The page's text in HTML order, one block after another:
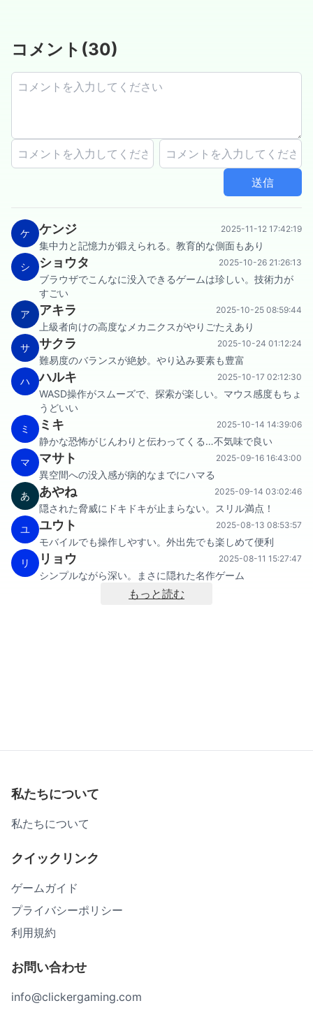
コメント (30)
送信
ケ ケンジ 2025-11-12 17:42:19
集中力と記憶力が鍛えられる。教育的な側面もあり
シ
ショウタ 2025-10-26 21:26:13
ブラウザでこんなに没入できるゲームは珍しい。技術力が
すごい
ア
アキラ 2025-10-25 08:59:44
上級者向けの高度なメカニクスがやりごたえあり
サ
サクラ 2025-10-24 01:12:24
難易度のバランスが絶妙。やり込み要素も豊富
ハ
ハルキ 2025-10-17 02:12:30
WASD操作がスムーズで、探索が楽しい。マウス感度もちょ
うどいい
ミ
ミキ 2025-10-14 14:39:06
静かな恐怖がじんわりと伝わってくる…不気味で良い
マ
マサト 2025-09-16 16:43:00
異空間への没入感が病的なまでにハマる
あ
あやね 2025-09-14 03:02:46
隠された脅威にドキドキが止まらない。スリル満点！
ユ
ユウト 2025-08-13 08:53:57
モバイルでも操作しやすい。外出先でも楽しめて便利
リ
リョウ 2025-08-11 15:27:47
シンプルながら深い。まさに隠れた名作ゲーム
もっと読む
私たちについて
私たちについて
クイックリンク
ゲームガイド
プライバシーポリシー
利用規約
お問い合わせ
info@clickergaming.com